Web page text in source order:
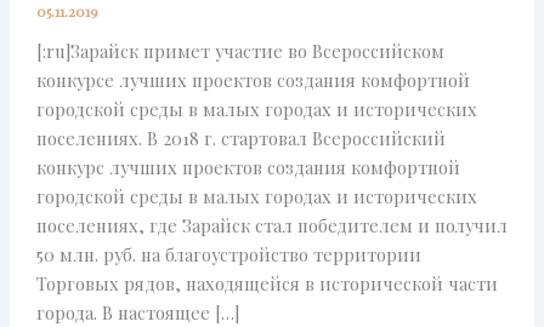
05.11.2019
[:ru]Зарайск примет участие во Всероссийском
конкурсе лучших проектов создания комфортной
городской среды в малых городах и исторических
поселениях. В 2018 г. стартовал Всероссийский
конкурс лучших проектов создания комфортной
городской среды в малых городах и исторических
поселениях, где Зарайск стал победителем и получил
50 млн. руб. на благоустройство территории
Торговых рядов, находящейся в исторической части
города. В настоящее […]